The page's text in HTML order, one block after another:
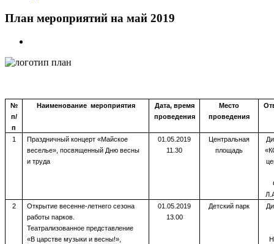
План мероприятий на май 2019
Image
№
п/
п
Наименование мероприятия
Дата, время
проведения
Место
проведения
1
Праздничный концерт «Майское
веселье», посвященный Дню весны
и труда
01.05.2019
11.30
Центральная
площадь
2
Открытие весенне-летнего сезона
работы парков.
Театрализованное представление
«В царстве музыки и весны!»,
01.05.2019
13.00
Детский парк